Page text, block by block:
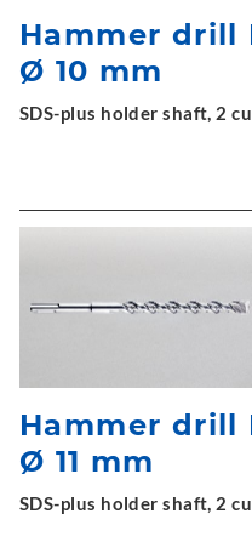
Hammer drill
Ø 10 mm
SDS-plus holder shaft, 2
Hammer drill
Ø 11 mm
SDS-plus holder shaft, 2